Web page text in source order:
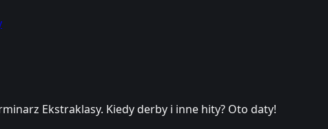
Ekstraklasy. Kiedy derby i inne hity? Oto daty!